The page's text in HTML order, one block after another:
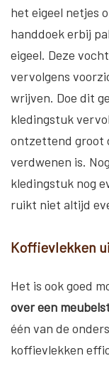
het eigeel netjes
handdoek erbij
eigeel. Deze
vervolgens
wrijven. Doe dit
kledingstuk
ontzettend groot
verdwenen is.
kledingstuk nog
ruikt niet altijd
Koffievlekken
Het is ook goed
over een
één van de
koffievlekken